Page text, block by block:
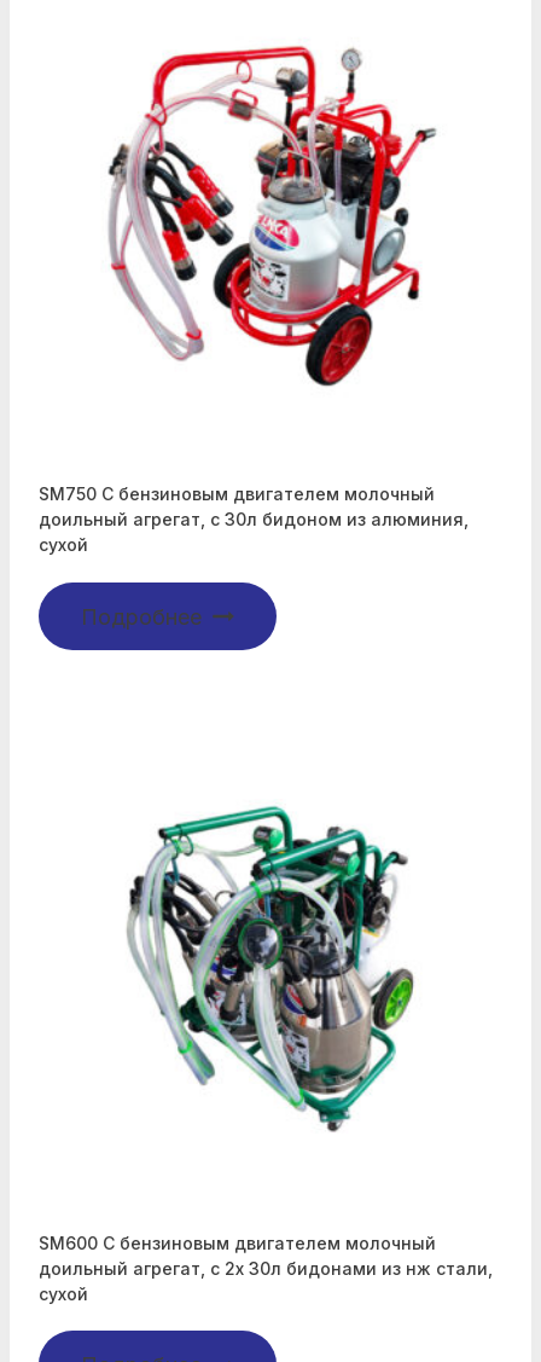
SM750 С бензиновым двигателем молочный
доильный агрегат, с 30л бидоном из алюминия,
сухой
Подробнее
SM600 С бензиновым двигателем молочный
доильный агрегат, с 2х 30л бидонами из нж стали,
сухой